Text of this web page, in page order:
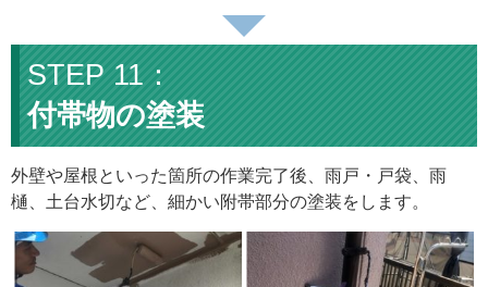
付帯物の塗装
外壁や屋根といった箇所の作業完了後、雨戸・戸袋、雨
樋、土台水切など、細かい附帯部分の塗装をします。